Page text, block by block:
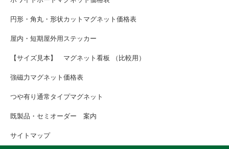
円形・角丸・形状カットマグネット価格表
屋内・短期屋外用ステッカー
【サイズ見本】 マグネット看板 （比較用）
強磁力マグネット価格表
つや有り通常タイプマグネット
既製品・セミオーダー 案内
サイトマップ